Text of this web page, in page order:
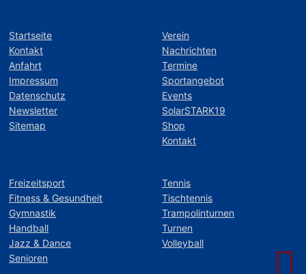
Startseite
Kontakt
Anfahrt
Impressum
Datenschutz
Newsletter
Sitemap
Verein
Nachrichten
Termine
Sportangebot
Events
SolarSTARK19
Shop
Kontakt
Freizeitsport
Fitness & Gesundheit
Gymnastik
Handball
Jazz & Dance
Senioren
Tennis
Tischtennis
Trampolinturnen
Turnen
Volleyball